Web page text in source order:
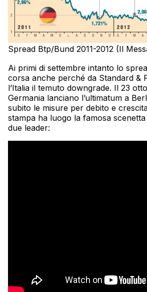
Spread Btp/Bund 2011-2012 (Il
Ai primi di settembre intanto lo
corsa anche perché da Standard &
l’Italia il temuto downgrade. Il 23
Germania lanciano l’ultimatum a
subito le misure per debito e
stampa ha luogo la famosa
due leader: